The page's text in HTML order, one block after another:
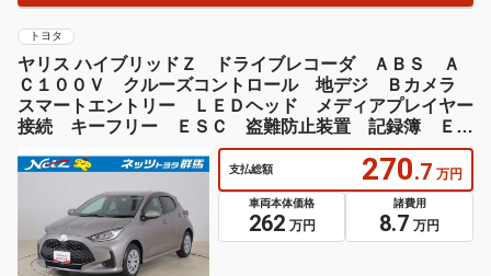
トヨタ
ヤリス ハイブリッドＺ ドライブレコーダ ＡＢＳ Ａ
Ｃ１００Ｖ クルーズコントロール 地デジ Ｂカメラ
スマートエントリー ＬＥＤヘッド メディアプレイヤー
接続 キーフリー ＥＳＣ 盗難防止装置 記録簿 ＥＴ
支払総額 270.7 万円
車両本体価格
262 万円
諸費用
8.7 万円